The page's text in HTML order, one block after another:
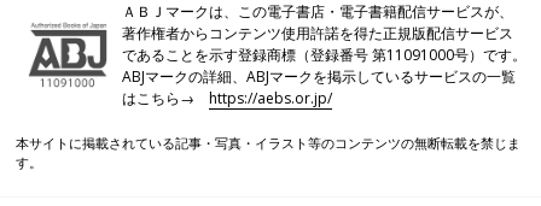
ＡＢＪマークは、この電子書店・電子書籍配信サービスが、
著作権者からコンテンツ使用許諾を得た正規版配信サービス
であることを示す登録商標（登録番号 第11091000号）です。
ABJマークの詳細、ABJマークを掲示しているサービスの一覧
はこちら→https://aebs.or.jp/
本サイトに掲載されている記事・写真・イラスト等のコンテンツの無断転載を禁じま
す。